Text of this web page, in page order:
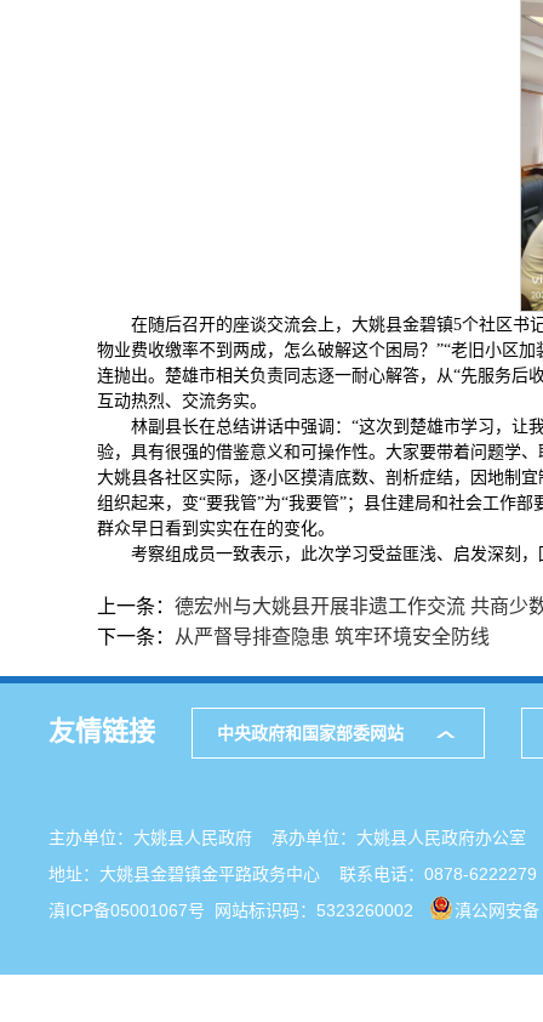
在随后召开的座谈交流会上，大姚县金碧镇5个社区书
物业费收缴率不到两成，怎么破解这个困局？”“老旧小区
连抛出。楚雄市相关负责同志逐一耐心解答，从“先服务后
互动热烈、交流务实。
林副县长在总结讲话中强调：“这次到楚雄市学习，让
验，具有很强的借鉴意义和可操作性。大家要带着问题学
大姚县各社区实际，逐小区摸清底数、剖析症结，因地制
组织起来，变“要我管”为“我要管”；县住建局和社会工作
群众早日看到实实在在的变化。
考察组成员一致表示，此次学习受益匪浅、启发深刻
上一条： 德宏州与大姚县开展非遗工作交流 共商少
下一条：
从严督导排查隐患 筑牢环境安全防线
友情链接 中央政府和国家部委网站
主办单位：大姚县人民政府 承办单位：大姚县人民政府办公
地址：大姚县金碧镇金平路政务中心 联系电话：0878-6222279
滇ICP备05001067号 网站标识码：5323260002 滇公网安